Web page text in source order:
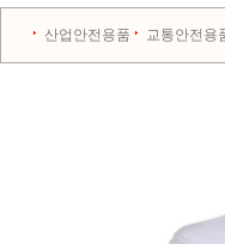
산업안전용품 교통안전용